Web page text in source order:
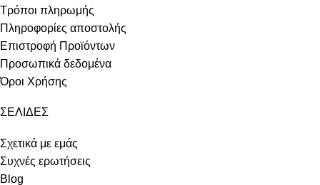
Τρόποι πληρωμής
Πληροφορίες αποστολής
Επιστροφή Προϊόντων
Προσωπικά δεδομένα
Όροι Χρήσης
ΣΕΛΙΔΕΣ
Σχετικά με εμάς
Συχνές ερωτήσεις
Blog